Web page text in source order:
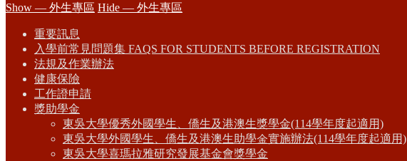
Show — 外生專區 Hide — 外生專區
重要訊息
入學前常見問題集 FAQS FOR STUDENTS BEFORE REGISTRATION
法規及作業辦法
健康保險
工作證申請
獎助學金
東吳大學優秀外國學生、僑生及港澳生獎學金(114學年度起適用)
東吳大學外國學生、僑生及港澳生助學金實施辦法(114學年度起適用)
東吳大學喜瑪拉雅研究發展基金會獎學金